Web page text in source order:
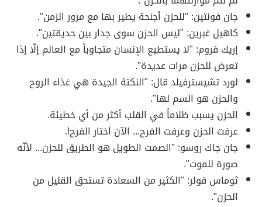
جان فونتين: "للحزن أجنحة يطير بها مع مرور الزمن".
كاهيل غبرين: "ليس الحزن سوى جدار بين حديقتين".
إريك فروم: "لا يستطيع الإنسان متجاوباً مع العالم إلّا إذا
تعرض للحزن مرات عديدة".
لورد تشيسترفيلد قال: "النكتة الجيدة هي غذاء الروح
والحزن هو السم لها".
الحزن يسبب ظلاماً في القلب أكثر من أي خطيئة.
عرفت الحزن وعرفت الفرح... الآن أختار الفرح!.
جان جاك روسو: "الصمت الطويل هو الطريق للحزن... لأنّه
صورة للموت".
ثوماس فولر: "الكثير من السعادة تستحق القليل من
الحزن".